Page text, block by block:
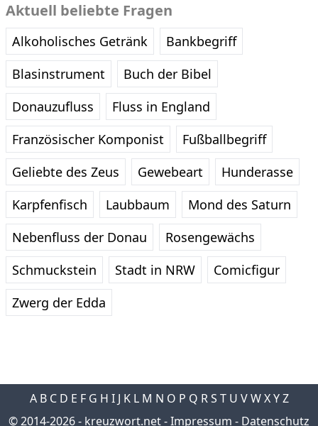
Aktuell beliebte Fragen
Alkoholisches Getränk
Bankbegriff
Blasinstrument
Buch der Bibel
Donauzufluss
Fluss in England
Französischer Komponist
Fußballbegriff
Geliebte des Zeus
Gewebeart
Hunderasse
Karpfenfisch
Laubbaum
Mond des Saturn
Nebenfluss der Donau
Rosengewächs
Schmuckstein
Stadt in NRW
Comicfigur
Zwerg der Edda
A B C D E F G H I J K L M N O P Q R S T U V W X Y Z
© 2014-2026 - kreuzwort.net-Impressum - Datenschutz